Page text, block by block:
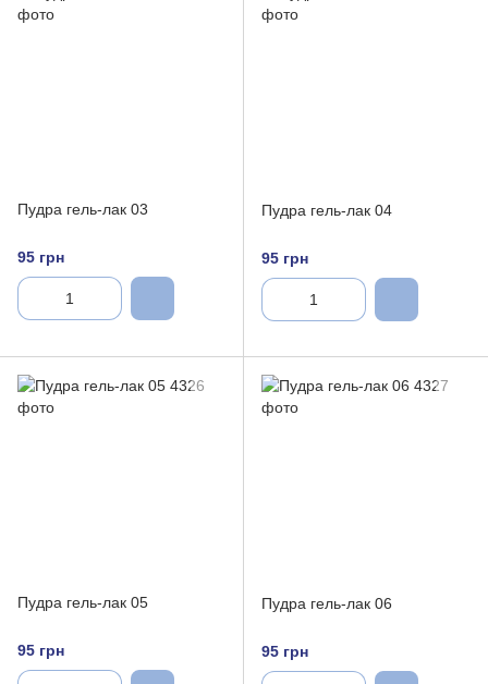
Пудра гель-лак 03
95 грн
Пудра гель-лак 04
95 грн
Пудра гель-лак 05
95 грн
Пудра гель-лак 06
95 грн